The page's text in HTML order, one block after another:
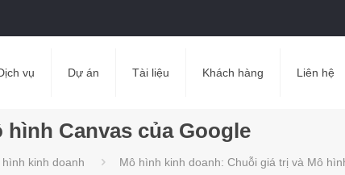
vụ Dự án Tài liệu Khách hàng Liên hệ
Canvas của Google
hình kinh doanh Mô hình kinh doanh: Chuỗi giá trị và Mô